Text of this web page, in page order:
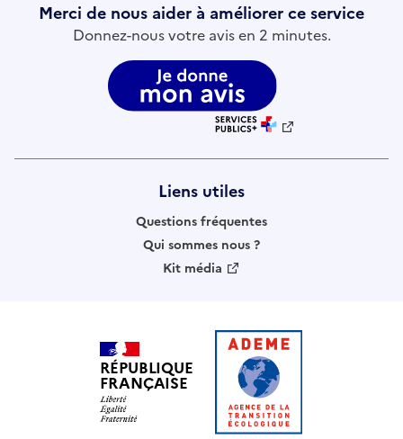
Merci de nous aider à améliorer ce service
Donnez-nous votre avis en 2 minutes.
Liens utiles
Questions fréquentes
Qui sommes nous ?
Kit média
RÉPUBLIQUE
FRANÇAISE